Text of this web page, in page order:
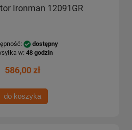
Ironman 12091GR
dostępny
w: 48 godzin
586,00 zł
do koszyka